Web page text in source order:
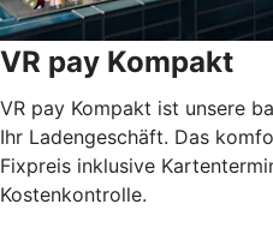
VR pay Kompakt
VR pay Kompakt ist unsere
Ihr Ladengeschäft. Das
Fixpreis inklusive
Kostenkontrolle.